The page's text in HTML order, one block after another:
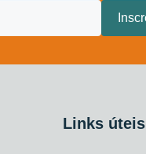
Links úteis